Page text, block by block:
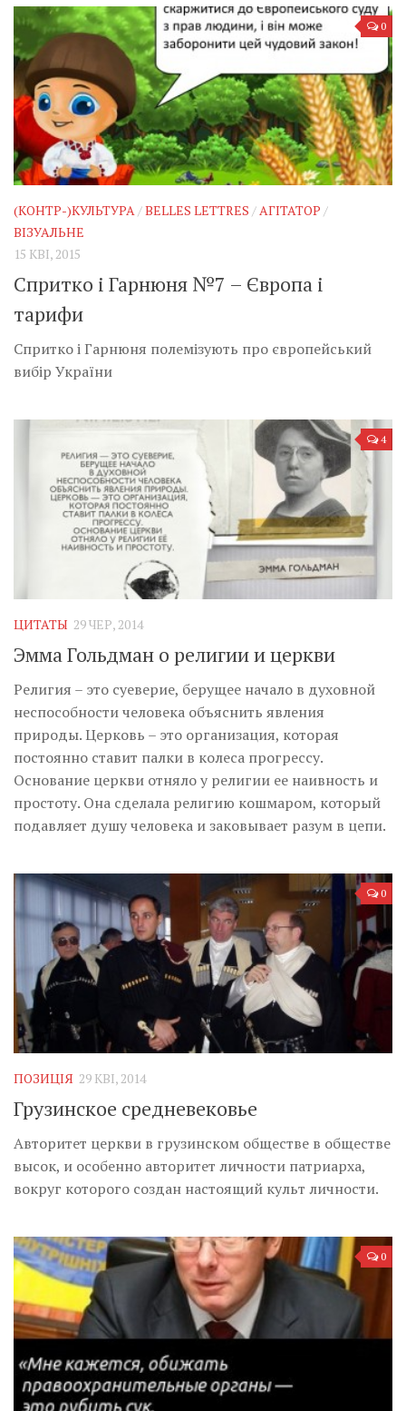
0
(КОНТР-)КУЛЬТУРА/BELLES LETTRES /АГІТАТОР /
ВІЗУАЛЬНЕ
15 КВІ, 2015
Спритко і Гарнюня №7 – Європа і
тарифи
Спритко і Гарнюня полемізують про європейський
вибір України
4
ЦИТАТЫ 29 ЧЕР, 2014
Эмма Гольдман о религии и церкви
Религия – это суеверие, берущее начало в духовной
неспособности человека объяснить явления
природы. Церковь – это организация, которая
постоянно ставит палки в колеса прогрессу.
Основание церкви отняло у религии ее наивность и
простоту. Она сделала религию кошмаром, который
подавляет душу человека и заковывает разум в цепи.
0
ПОЗИЦІЯ 29 КВІ, 2014
Грузинское средневековье
Авторитет церкви в грузинском обществе в обществе
высок, и особенно авторитет личности патриарха,
вокруг которого создан настоящий культ личности.
0